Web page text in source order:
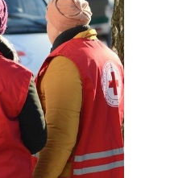
Лайф стайл
Здоровье
Помощь проекту
Стиль Диалога
Шоу-биз
Культура
Общество
Авторское
Мнение